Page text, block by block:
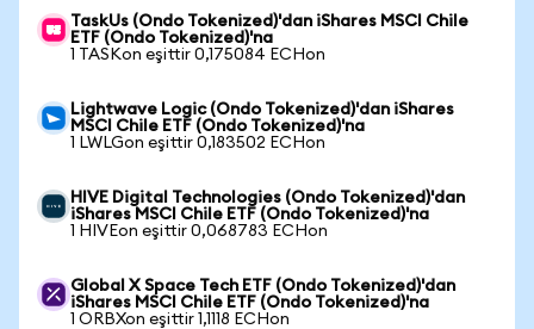
TaskUs (Ondo Tokenized)'dan iShares MSCI Chile
ETF (Ondo Tokenized)'na
1 TASKon eşittir 0,175084 ECHon
Lightwave Logic (Ondo Tokenized)'dan iShares
MSCI Chile ETF (Ondo Tokenized)'na
1 LWLGon eşittir 0,183502 ECHon
HIVE Digital Technologies (Ondo Tokenized)'dan
iShares MSCI Chile ETF (Ondo Tokenized)'na
1 HIVEon eşittir 0,068783 ECHon
Global X Space Tech ETF (Ondo Tokenized)'dan
iShares MSCI Chile ETF (Ondo Tokenized)'na
1 ORBXon eşittir 1,1118 ECHon